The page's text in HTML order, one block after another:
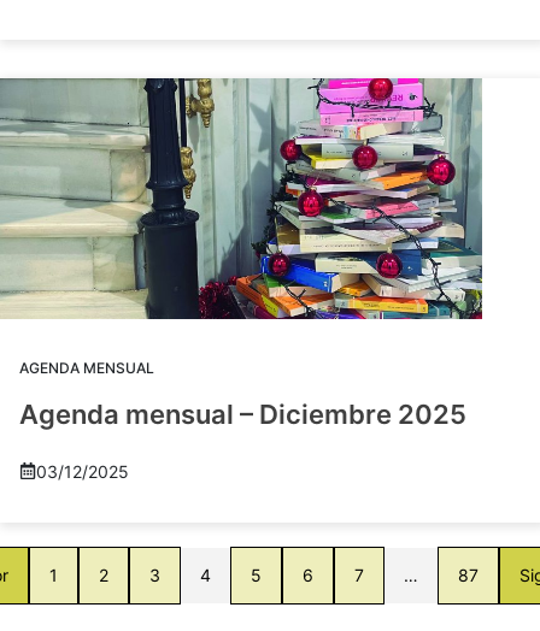
AGENDA MENSUAL
Agenda mensual – Diciembre 2025
03/12/2025
1 2 3 4 5 6 7 … 87